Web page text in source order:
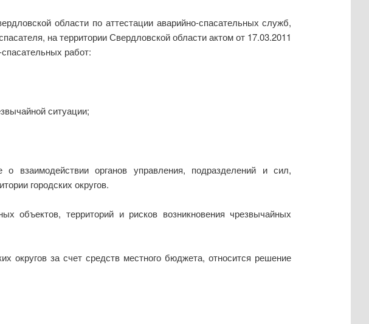
области по аттестации аварийно-спасательных служб,
на территории Свердловской области актом от 17.03.2011
работ:
ситуации;
взаимодействии органов управления, подразделений и сил,
городских округов.
объектов, территорий и рисков возникновения чрезвычайных
округов за счет средств местного бюджета, относится решение